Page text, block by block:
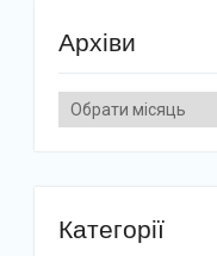
Архіви
Архіви
Категорії